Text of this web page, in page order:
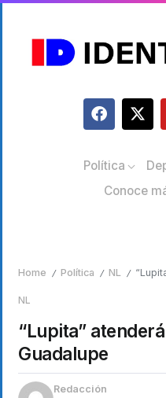
Política
Conoce
Home / Política / NL /
NL
“Lupita”
Guadalupe
Redacción